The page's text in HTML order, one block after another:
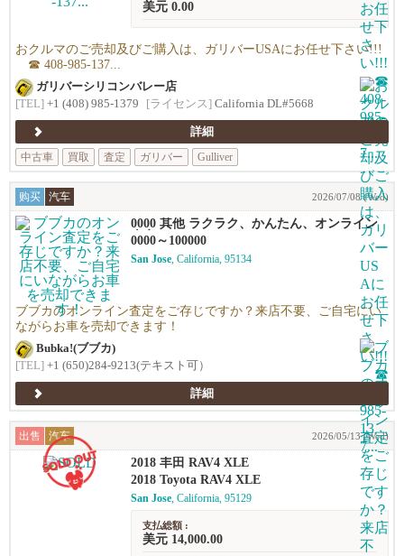
美元 0.00
おクルマのご売却及びご購入は、ガリバーUSAにお任せ下さい!!!
☎ 408-985-137...
ガリバーシリコンバレー店
[TEL] +1 (408) 985-1379 [ライセンス] California DL#5668
詳細
中古車
買取 査定 ガリバー Gulliver
购买 汽车 2026/07/08 (Wed)
0000 其他 ラクラク、かんたん、オンライン
査定！
0000～100000
San Jose, California, 95134
ブブカのオンライン査定をご存じですか？来店不要、ご自宅にい
ながらお車を売却できます！
Bubka!(ブブカ)
[TEL] +1 (650)284-9213(テキスト可）
詳細
出售 汽车 2026/05/13 (Wed)
2018 丰田 RAV4 XLE
2018 Toyota RAV4 XLE
San Jose, California, 95129
支払総額 :
美元 14,000.00